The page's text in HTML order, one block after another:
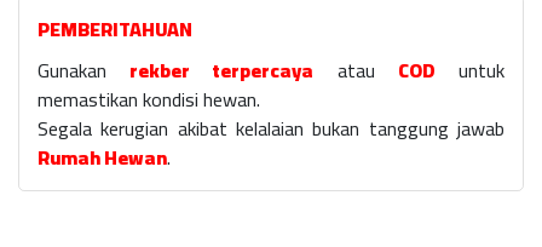
PEMBERITAHUAN
Gunakan rekber terpercaya atau COD untuk
memastikan kondisi hewan.
Segala kerugian akibat kelalaian bukan tanggung jawab
Rumah Hewan.